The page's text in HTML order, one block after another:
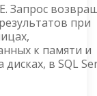
Запрос
при
к памяти и
в SQL